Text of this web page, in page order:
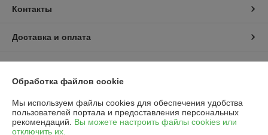
Контакты
Доставка и оплата
График работы
Политика обработки cookies
Обработка файлов cookie
Мы используем файлы cookies для обеспечения удобства
пользователей портала и предоставления персональных
рекомендаций. Вы можете настроить файлы cookies или
отключить их.